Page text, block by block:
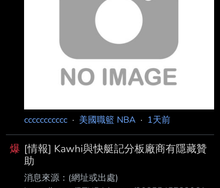
ccccccccccc · 美國職籃 NBA · 1天前
爆 [情報] Kawhi與快艇記分板廠商有隱藏贊
助
消息來源：(網址或出處)